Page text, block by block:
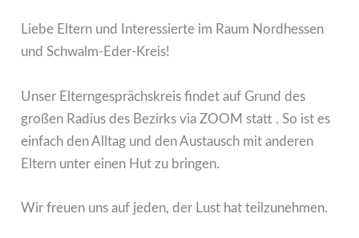
Liebe Eltern und Interessierte im Raum Nordhessen
und Schwalm-Eder-Kreis!
Unser Elterngesprächskreis findet auf Grund des
großen Radius des Bezirks via ZOOM statt . So ist es
einfach den Alltag und den Austausch mit anderen
Eltern unter einen Hut zu bringen.
Wir freuen uns auf jeden, der Lust hat teilzunehmen.